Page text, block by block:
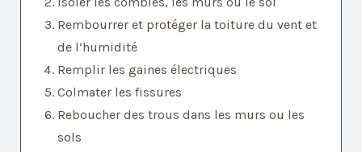
Rembourrer et protéger la toiture du vent et
de l’humidité
Remplir les gaines électriques
Colmater les fissures
Reboucher des trous dans les murs ou les
sols